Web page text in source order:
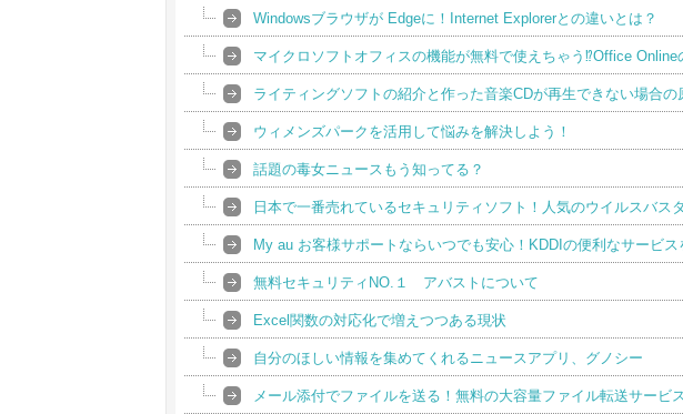
Windowsブラウザが Edgeに！Internet Explorerとの違いとは？
マイクロソフトオフィスの機能が無料で使えちゃう⁉Office Online
ライティングソフトの紹介と作った音楽CDが再生できない場合の
ウィメンズパークを活用して悩みを解決しよう！
話題の毒女ニュースもう知ってる？
日本で一番売れているセキュリティソフト！人気のウイルスバス
My au お客様サポートならいつでも安心！KDDIの便利なサービ
無料セキュリティNO.１ アバストについて
Excel関数の対応化で増えつつある現状
自分のほしい情報を集めてくれるニュースアプリ、グノシー
メール添付でファイルを送る！無料の大容量ファイル転送サービ